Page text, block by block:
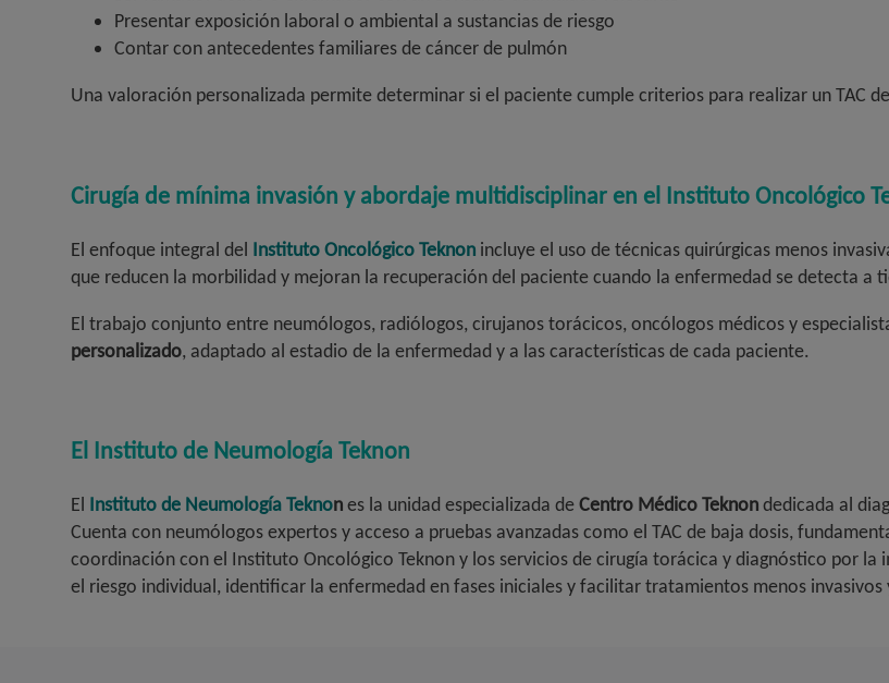
Presentar exposición laboral o ambiental a sustancias de riesgo
Contar con antecedentes familiares de cáncer de pulmón
Una valoración personalizada permite determinar si el paciente cumple criterios para realizar un TAC
Cirugía de mínima invasión y abordaje multidisciplinar en el Instituto Oncológico
El enfoque integral del Instituto Oncológico Teknonincluye el uso de técnicas quirúrgicas menos
que reducen la morbilidad y mejoran la recuperación del paciente cuando la enfermedad se detecta a
El trabajo conjunto entre neumólogos, radiólogos, cirujanos torácicos, oncólogos médicos y
personalizado, adaptado al estadio de la enfermedad y a las características de cada paciente.
El Instituto de Neumología Teknon
El Instituto de Neumología Teknones la unidad especializada deCentro Médico Teknondedicada al
Cuenta con neumólogos expertos y acceso a pruebas avanzadas como el TAC de baja dosis,
coordinación con el Instituto Oncológico Teknon y los servicios de cirugía torácica y diagnóstico por
el riesgo individual, identificar la enfermedad en fases iniciales y facilitar tratamientos menos